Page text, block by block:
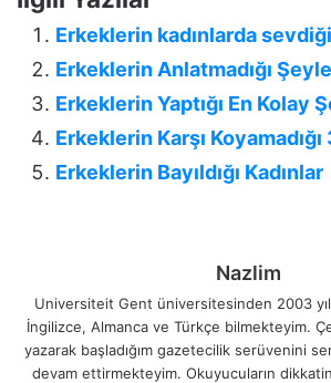
Erkeklerin kadınlarda
Erkeklerin Anlatmadığı
Erkeklerin Yaptığı En Kolay
Erkeklerin Karşı Koyamadığı
Erkeklerin Bayıldığı Kadınlar
Nazlim
Universiteit Gent üniversitesinden 2003
İngilizce, Almanca ve Türkçe bilmekteyim.
yazarak başladığım gazetecilik serüvenini
devam ettirmekteyim. Okuyucuların